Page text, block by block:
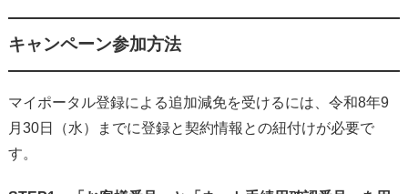
キャンペーン参加方法
マイポータル登録による追加減免を受けるには、令和8年9
月30日（水）までに登録と契約情報との紐付けが必要で
す。